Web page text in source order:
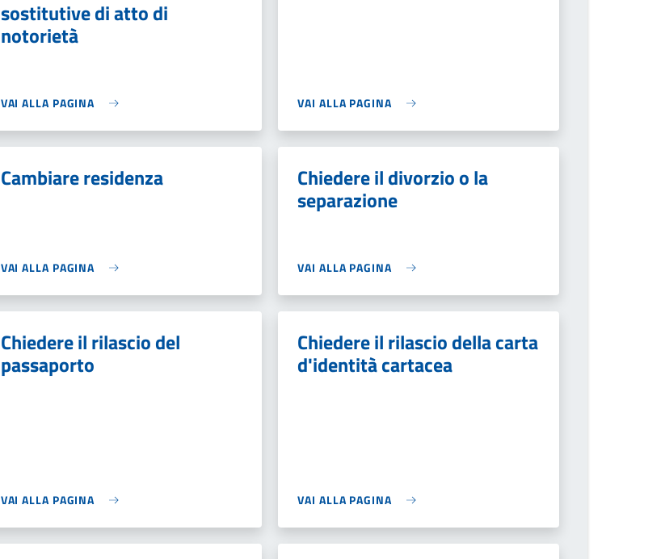
sostitutive di atto di
notorietà
VAI ALLA PAGINA VAI ALLA PAGINA
Cambiare residenza
VAI ALLA PAGINA
Chiedere il divorzio o la
separazione
VAI ALLA PAGINA
Chiedere il rilascio del
passaporto
VAI ALLA PAGINA
Chiedere il rilascio della carta
d'identità cartacea
VAI ALLA PAGINA